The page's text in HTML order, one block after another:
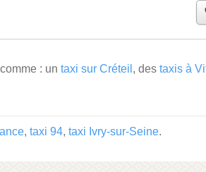
: un taxi sur Créteil , des taxis à
, taxi 94, taxi Ivry-sur-Seine.